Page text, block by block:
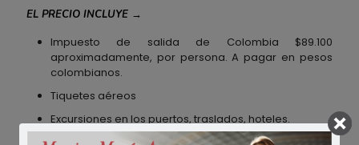
EL PRECIO INCLUYE →
Impuesto de salida de Colombia $89.100
aproximadamente, por persona. A pagar en pesos
colombianos.
Tiquetes aéreos
Excursiones en los puertos, traslados, hoteles.